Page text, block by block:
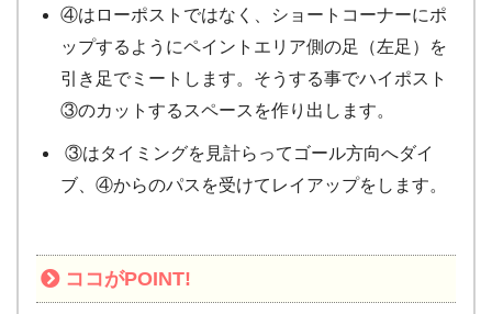
④はローポストではなく、ショートコーナーにポ
ップするようにペイントエリア側の足（左足）を
引き足でミートします。そうする事でハイポスト
③のカットするスペースを作り出します。
③はタイミングを見計らってゴール方向へダイ
ブ、④からのパスを受けてレイアップをします。
ココがPOINT!